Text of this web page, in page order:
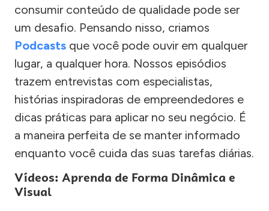
consumir conteúdo de qualidade pode ser
um desafio. Pensando nisso, criamos
Podcasts que você pode ouvir em qualquer
lugar, a qualquer hora. Nossos episódios
trazem entrevistas com especialistas,
histórias inspiradoras de empreendedores e
dicas práticas para aplicar no seu negócio. É
a maneira perfeita de se manter informado
enquanto você cuida das suas tarefas diárias.
Vídeos: Aprenda de Forma Dinâmica e
Visual